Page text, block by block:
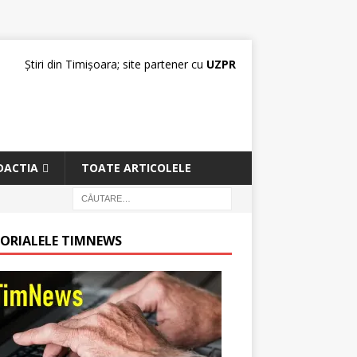
Știri din Timișoara; site partener cu UZPR
TOATE ARTICOLELE
TIMNEWS